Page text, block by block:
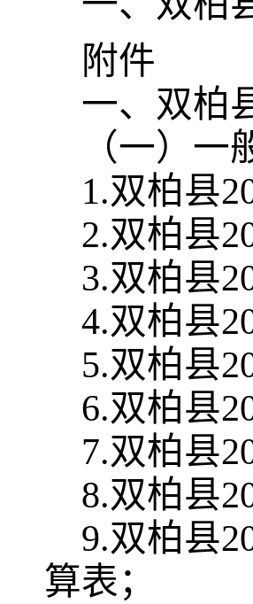
附件
一、 双柏
（一）
1.双柏县
2.双柏县
3.双柏县
4.双柏县
5.双柏县
6.双柏县
7.双柏县
8.双柏县
9.双柏县
算表；